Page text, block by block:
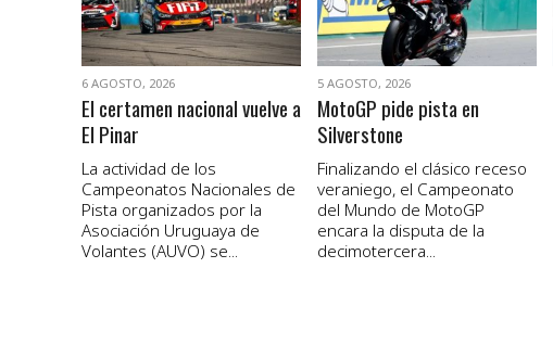
6 AGOSTO, 2026
El certamen nacional vuelve a
El Pinar
La actividad de los
Campeonatos Nacionales de
Pista organizados por la
Asociación Uruguaya de
Volantes (AUVO) se...
5 AGOSTO, 2026
MotoGP pide pista en
Silverstone
Finalizando el clásico receso
veraniego, el Campeonato
del Mundo de MotoGP
encara la disputa de la
decimotercera...